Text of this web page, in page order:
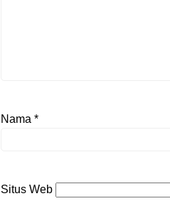
Nama *
Situs Web